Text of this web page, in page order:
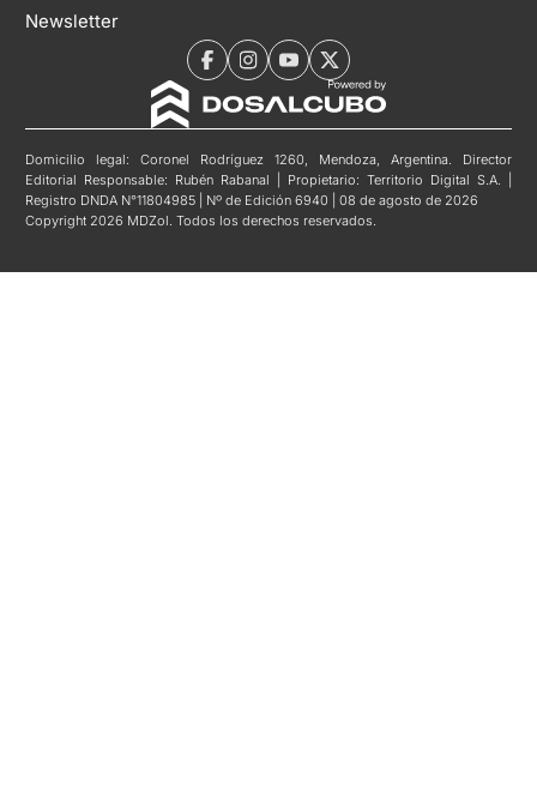
Newsletter
Domicilio legal: Coronel Rodríguez 1260, Mendoza, Argentina. Director
Editorial Responsable: Rubén Rabanal | Propietario: Territorio Digital S.A. |
Registro DNDA N°11804985 | Nº de Edición 6940 | 08 de agosto de 2026
Copyright 2026 MDZol. Todos los derechos reservados.